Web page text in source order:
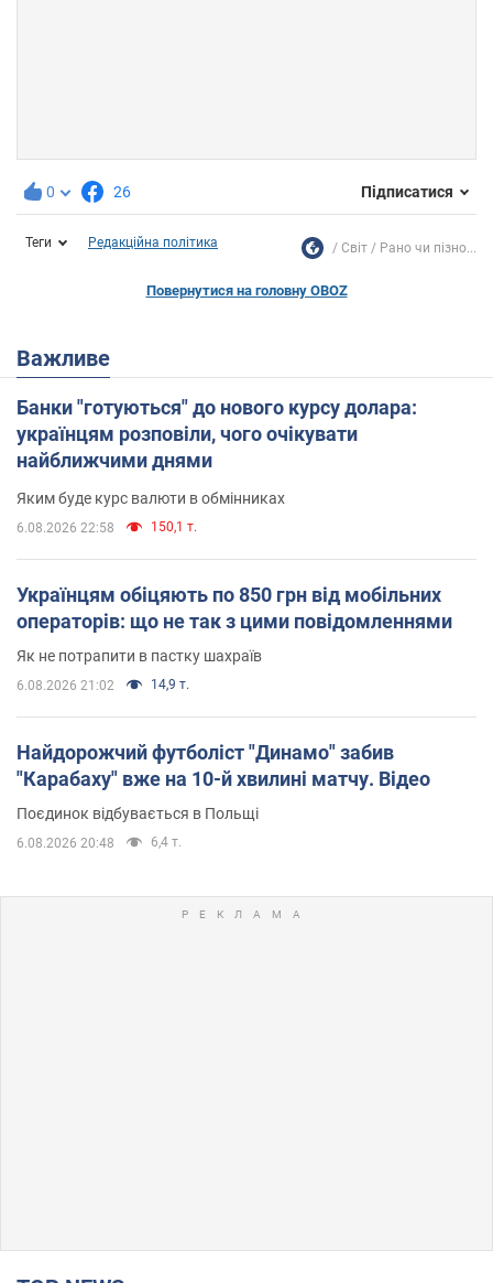
0 26 Підписатися
Теги Редакційна політика Світ Рано чи пізно...
Повернутися на головну OBOZ
Важливе
Банки "готуються" до нового курсу долара:
українцям розповіли, чого очікувати
найближчими днями
Яким буде курс валюти в обмінниках
6.08.2026 22:58 150,1 т.
Українцям обіцяють по 850 грн від мобільних
операторів: що не так з цими повідомленнями
Як не потрапити в пастку шахраїв
6.08.2026 21:02 14,9 т.
Найдорожчий футболіст "Динамо" забив
"Карабаху" вже на 10-й хвилині матчу. Відео
Поєдинок відбувається в Польщі
6.08.2026 20:48 6,4 т.